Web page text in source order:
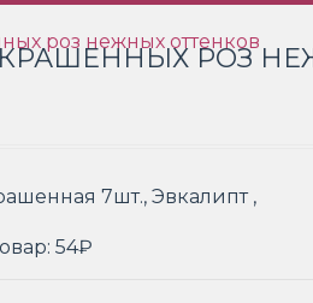
роз нежных оттенков
КРАШЕННЫХ РОЗ
7шт., Эвкалипт ,
54₽